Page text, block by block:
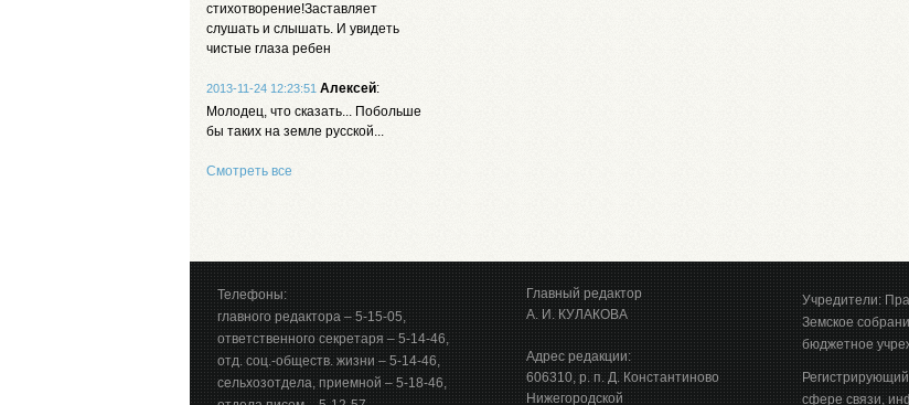
стихотворение!Заставляет
слушать и слышать. И увидеть
чистые глаза ребен
2013-11-24 12:23:51 Алексей:
Молодец, что сказать... Побольше
бы таких на земле русской...
Смотреть все
Телефоны:
главного редактора – 5-15-05,
ответственного секретаря – 5-14-46,
отд. соц.-обществ. жизни – 5-14-46,
сельхозотдела, приемной – 5-18-46,
Главный редактор
А. И. КУЛАКОВА
Адрес редакции:
606310, р. п. Д. Константиново
Нижегородской
Учредители:
Земское
бюджетное
сфере связи,